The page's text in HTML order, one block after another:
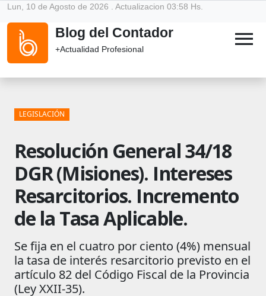
Lun, 10 de Agosto de 2026 . Actualizacion 03:58 Hs.
Blog del Contador
+Actualidad Profesional menu
LEGISLACIÓN
Resolución General 34/18
DGR (Misiones). Intereses
Resarcitorios. Incremento
de la Tasa Aplicable.
Se fija en el cuatro por ciento (4%) mensual
la tasa de interés resarcitorio previsto en el
artículo 82 del Código Fiscal de la Provincia
(Ley XXII-35).